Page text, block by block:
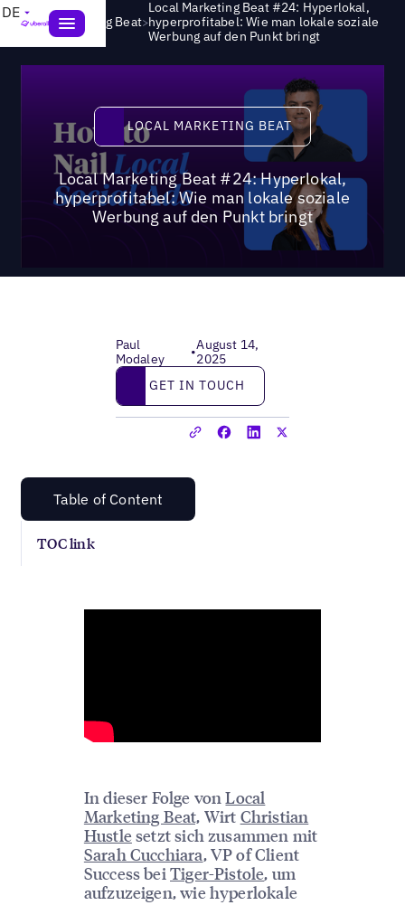
DE
Local Marketing Beat>
Local Marketing Beat #24: Hyperlokal,
hyperprofitabel: Wie man lokale soziale
Werbung auf den Punkt bringt
Local Marketing Beat
LOCAL MARKETING BEAT
Local Marketing Beat #24: Hyperlokal,
hyperprofitabel: Wie man lokale soziale
Werbung auf den Punkt bringt
Paul
Modaley
•August 14,
2025
Get in touch
GET IN TOUCH
Table of Content
TOC link
In dieser Folge vonLocal
Marketing Beat, Wirt Christian
Hustle setzt sich zusammen mit
Sarah Cucchiara, VP of Client
Success beiTiger-Pistole, um
aufzuzeigen, wie hyperlokale